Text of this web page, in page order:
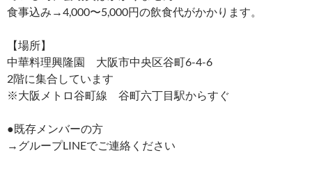
食事込み→4,000〜5,000円の飲食代がかかります。
【場所】
中華料理興隆園 大阪市中央区谷町6-4-6
2階に集合しています
※大阪メトロ谷町線 谷町六丁目駅からすぐ
●既存メンバーの方
→グループLINEでご連絡ください